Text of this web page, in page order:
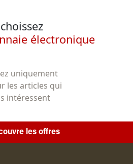
électronique
uniquement
les articles qui
intéressent
les offres